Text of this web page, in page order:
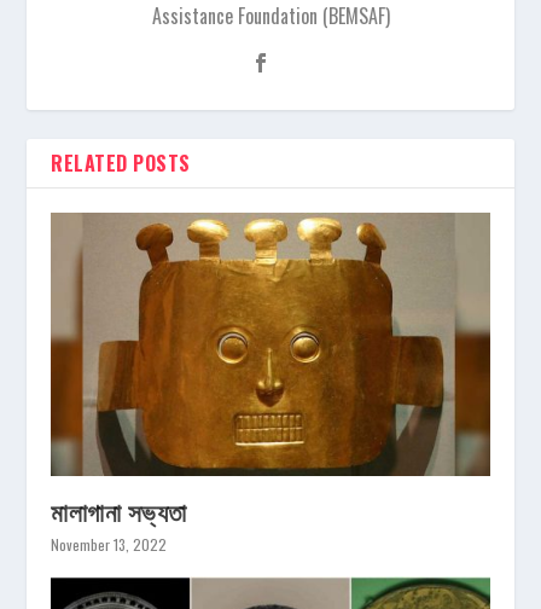
Assistance Foundation (BEMSAF)
RELATED POSTS
মালাগানা সভ্যতা
November 13, 2022